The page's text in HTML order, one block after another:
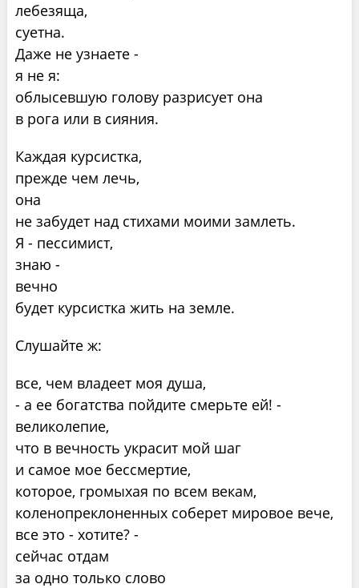
лебезяща,
суетна.
Даже не узнаете -
я не я:
облысевшую голову разрисует она
в рога или в сияния.
Каждая курсистка,
прежде чем лечь,
она
не забудет над стихами моими замлеть.
Я - пессимист,
знаю -
вечно
будет курсистка жить на земле.
Слушайте ж:
все, чем владеет моя душа,
- а ее богатства пойдите смерьте ей! -
великолепие,
что в вечность украсит мой шаг
и самое мое бессмертие,
которое, громыхая по всем векам,
коленопреклоненных соберет мировое вече,
все это - хотите? -
сейчас отдам
за одно только слово